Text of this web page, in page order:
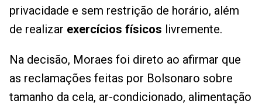
privacidade e sem restrição de horário, além
de realizar exercícios físicos livremente.
Na decisão, Moraes foi direto ao afirmar que
as reclamações feitas por Bolsonaro sobre
tamanho da cela, ar-condicionado, alimentação